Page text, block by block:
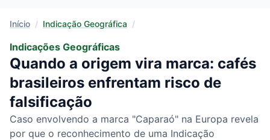
Início / Indicação Geográfica /
Indicações Geográficas
Quando a origem vira marca: cafés
brasileiros enfrentam risco de
falsificação
Caso envolvendo a marca "Caparaó" na Europa revela
por que o reconhecimento de uma Indicação